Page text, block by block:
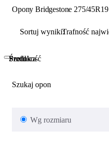
Opony Bridgestone 275/45R19
Sortuj wyniki:
Szukaj opon
Wg rozmiaru
Szerokość
Profil
Średnica